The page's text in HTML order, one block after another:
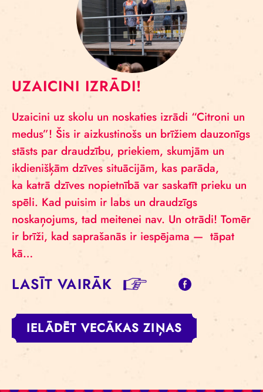
UZAICINI IZRĀDI!
Uzaicini uz skolu un noskaties izrādi “Citroni un
medus”! Šis ir aizkustinošs un brīžiem dauzonīgs
stāsts par draudzību, priekiem, skumjām un
ikdienišķām dzīves situācijām, kas parāda,
ka katrā dzīves nopietnībā var saskatīt prieku un
spēli. Kad puisim ir labs un draudzīgs
noskaņojums, tad meitenei nav. Un otrādi! Tomēr
ir brīži, kad saprašanās ir iespējama — tāpat
kā…
LASĪT VAIRĀK
IELĀDĒT VECĀKAS ZIŅAS